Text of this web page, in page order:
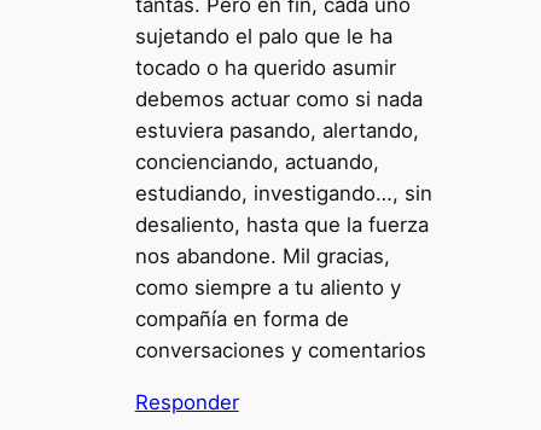
sujetando el palo que le ha
tocado o ha querido asumir
debemos actuar como si nada
estuviera pasando, alertando,
concienciando, actuando,
estudiando, investigando…, sin
desaliento, hasta que la fuerza
nos abandone. Mil gracias,
como siempre a tu aliento y
compañía en forma de
conversaciones y comentarios
Responder